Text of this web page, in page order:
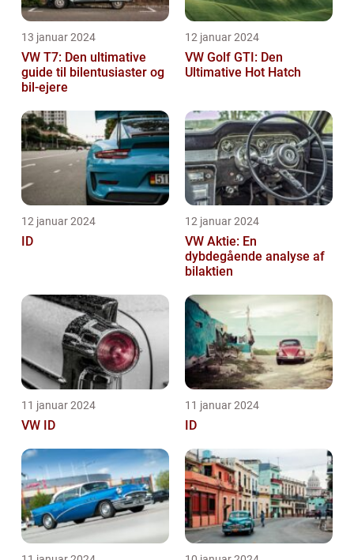
13 januar 2024
VW T7: Den ultimative
guide til bilentusiaster og
bil-ejere
12 januar 2024
VW Golf GTI: Den
Ultimative Hot Hatch
12 januar 2024
ID
12 januar 2024
VW Aktie: En
dybdegående analyse af
bilaktien
11 januar 2024
VW ID
11 januar 2024
ID